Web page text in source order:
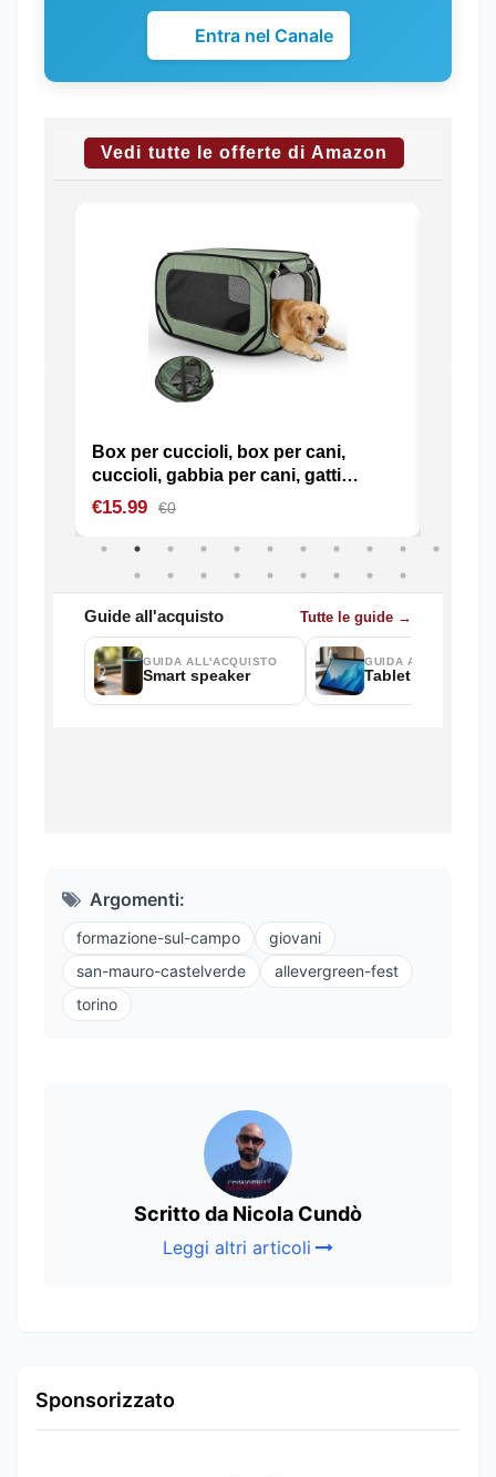
Entra nel Canale
Argomenti:
formazione-sul-campo
giovani
san-mauro-castelverde
allevergreen-fest
torino
Scritto da Nicola Cundò
Leggi altri articoli
Sponsorizzato